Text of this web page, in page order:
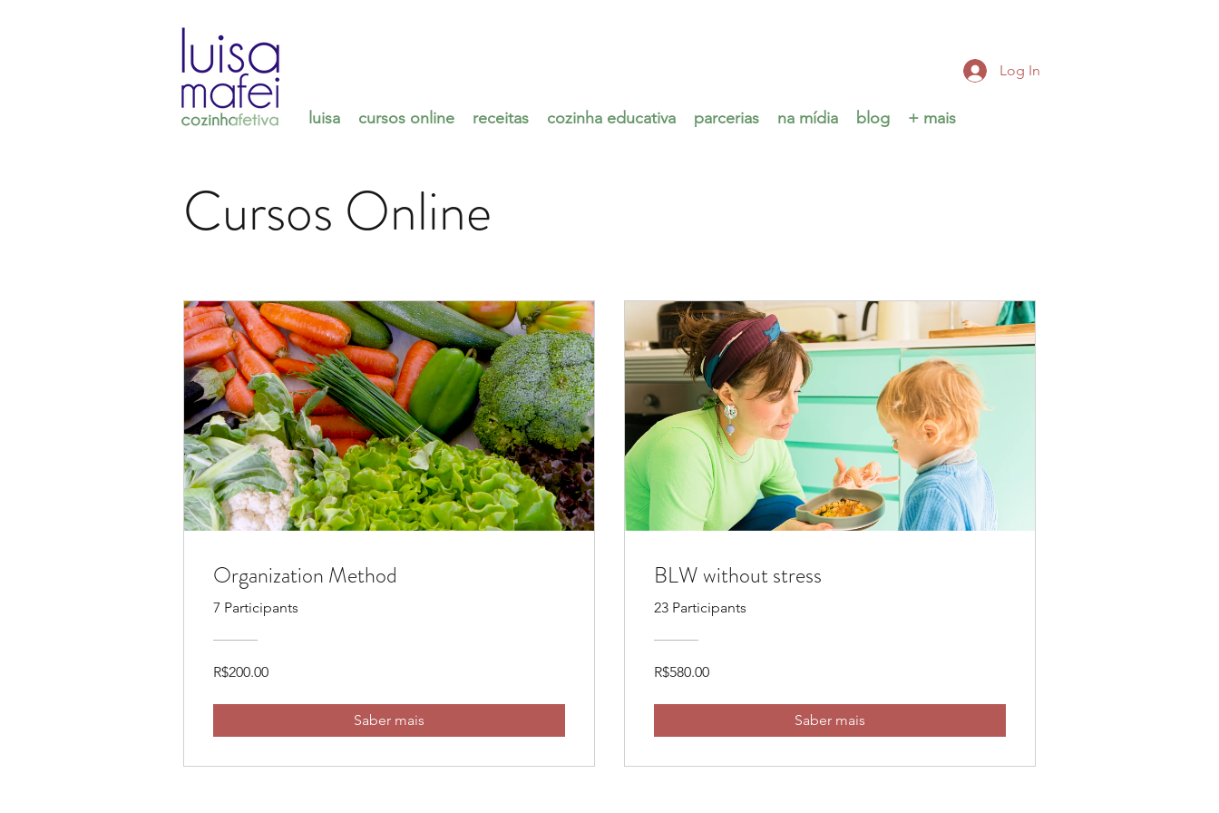
Log In
luisa cursos online receitas cozinha educativa parcerias na mídia blog + mais
Cursos Online
Organization Method
7 Participants
R$200.00
Saber mais
BLW without stress
23 Participants
R$580.00
Saber mais